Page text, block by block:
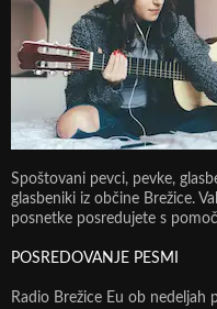
Spoštovani pevci, pevke,
glasbeniki iz občine Brežice.
posnetke posredujete s
POSREDOVANJE PESMI
Radio Brežice Eu ob nedeljah